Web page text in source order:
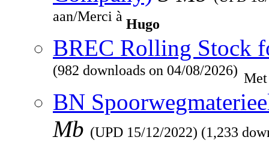
aan/Merci à Hugo
BREC Rolling Stock
(982 downloads on 04/08/2026)
BN
Mb (UPD 15/12/2022) (1,233